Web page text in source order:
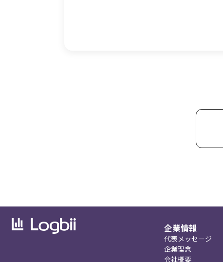
企業情報
代表メッセージ
企業理念
会社概要